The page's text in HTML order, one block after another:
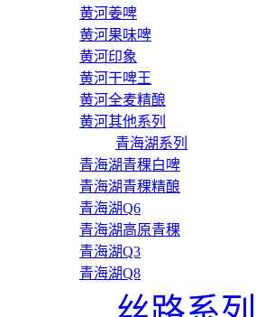
黄河姜啤
黄河果味啤
黄河印象
黄河干啤王
黄河全麦精酿
黄河其他系列
青海湖系列
青海湖青稞白啤
青海湖青稞精酿
青海湖Q6
青海湖高原青稞
青海湖Q3
青海湖Q8